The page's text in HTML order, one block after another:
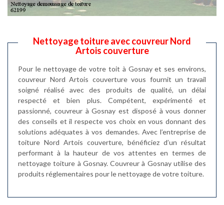
Nettoyage toiture avec couvreur Nord
Artois couverture
Pour le nettoyage de votre toit à Gosnay et ses environs,
couvreur Nord Artois couverture vous fournit un travail
soigné réalisé avec des produits de qualité, un délai
respecté et bien plus. Compétent, expérimenté et
passionné, couvreur à Gosnay est disposé à vous donner
des conseils et il respecte vos choix en vous donnant des
solutions adéquates à vos demandes. Avec l’entreprise de
toiture Nord Artois couverture, bénéficiez d’un résultat
performant à la hauteur de vos attentes en termes de
nettoyage toiture à Gosnay. Couvreur à Gosnay utilise des
produits réglementaires pour le nettoyage de votre toiture.